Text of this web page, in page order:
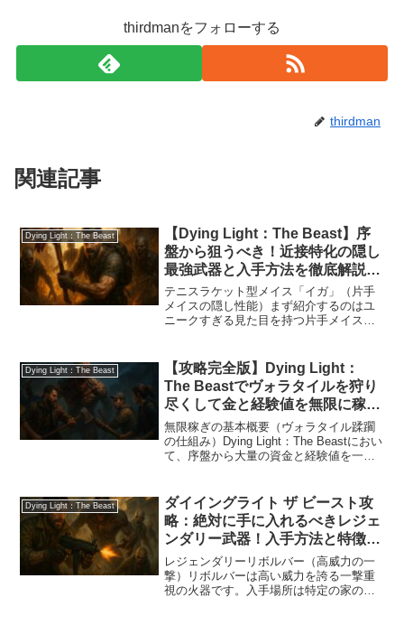
thirdmanをフォローする
thirdman
関連記事
Dying Light：The Beast
【Dying Light：The Beast】序
盤から狙うべき！近接特化の隠し
最強武器と入手方法を徹底解説
【攻略】
テニスラケット型メイス「イガ」（片手
メイスの隠し性能）まず紹介するのはユ
ニークすぎる見た目を持つ片手メイス
効果音を響かせます。効果としては**敵
が攻撃を受けた時の反応+...
Dying Light：The Beast
【攻略完全版】Dying Light：
The Beastでヴォラタイルを狩り
尽くして金と経験値を無限に稼ぐ
究極手法
無限稼ぎの基本概要（ヴォラタイル蹂躙
の仕組み）Dying Light：The Beastにおい
て、序盤から大量の資金と経験値を一気
討伐する方法です。通常、ヴォラタイル
は...
Dying Light：The Beast
ダイイングライト ザ ビースト攻
略：絶対に手に入れるべきレジェ
ンダリー武器！入手方法と特徴徹
底解説
レジェンダリーリボルバー（高威力の一
撃）リボルバーは高い威力を誇る一撃重
視の火器です。入手場所は特定の家の中